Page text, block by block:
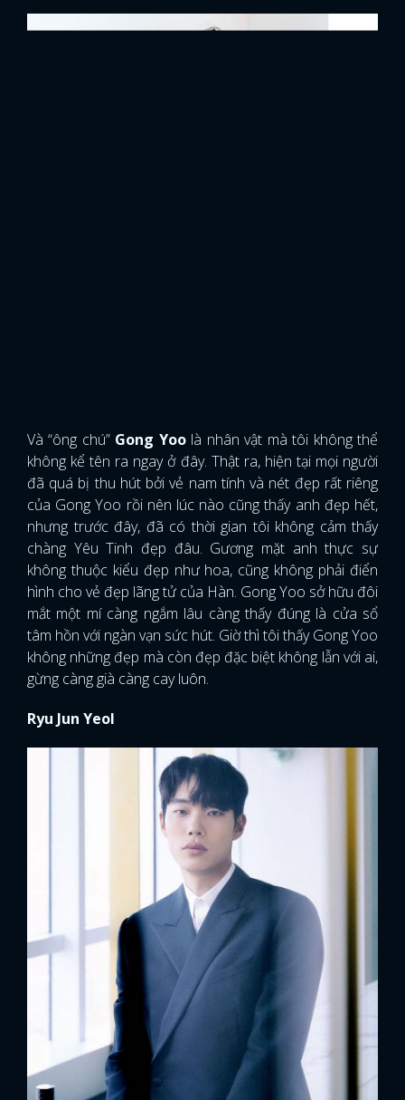
Và “ông chú” Gong Yoolà nhân vật mà tôi không thể
không kể tên ra ngay ở đây. Thật ra, hiện tại mọi người
đã quá bị thu hút bởi vẻ nam tính và nét đẹp rất riêng
của Gong Yoo rồi nên lúc nào cũng thấy anh đẹp hết,
nhưng trước đây, đã có thời gian tôi không cảm thấy
chàng Yêu Tinh đẹp đâu. Gương mặt anh thực sự
không thuộc kiểu đẹp như hoa, cũng không phải điển
hình cho vẻ đẹp lãng tử của Hàn. Gong Yoo sở hữu đôi
mắt một mí càng ngắm lâu càng thấy đúng là cửa sổ
tâm hồn với ngàn vạn sức hút. Giờ thì tôi thấy Gong Yoo
không những đẹp mà còn đẹp đặc biệt không lẫn với ai,
gừng càng già càng cay luôn.
Ryu Jun Yeol